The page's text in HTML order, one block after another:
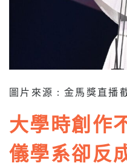
圖片來源 : 金馬獎直播
大學時創作
儀學系卻反